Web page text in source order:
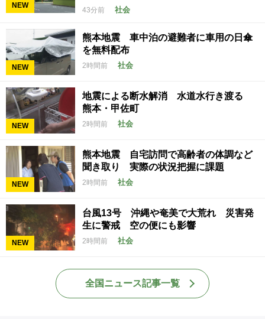
NEW
43分前 社会
NEW
熊本地震 車中泊の避難者に車用の日傘
を無料配布
2時間前 社会
NEW
地震による断水解消 水道水行き渡る
熊本・甲佐町
2時間前 社会
NEW
熊本地震 自宅訪問で高齢者の体調など
聞き取り 実際の状況把握に課題
2時間前 社会
NEW
台風13号 沖縄や奄美で大荒れ 災害発
生に警戒 空の便にも影響
2時間前 社会
全国ニュース記事一覧